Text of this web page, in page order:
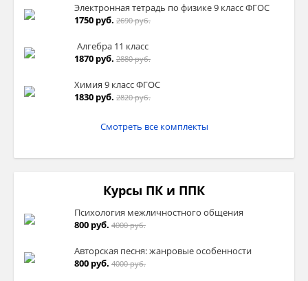
Электронная тетрадь по физике 9 класс ФГОС
1750 руб. 2690 руб.
Алгебра 11 класc
1870 руб. 2880 руб.
Химия 9 класс ФГОС
1830 руб. 2820 руб.
Смотреть все комплекты
Курсы ПК и ППК
Психология межличностного общения
800 руб. 4000 руб.
Авторская песня: жанровые особенности
800 руб. 4000 руб.